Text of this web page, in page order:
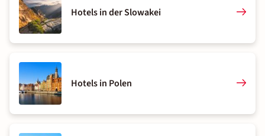
Hotels in der Slowakei
Hotels in Polen